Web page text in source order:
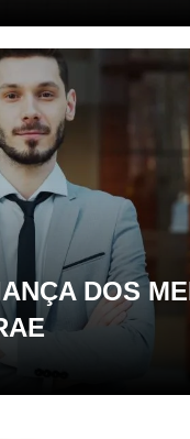
DOS